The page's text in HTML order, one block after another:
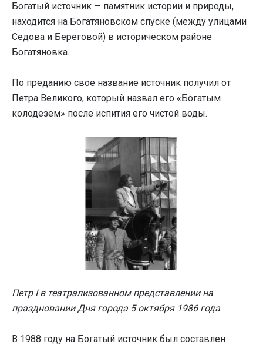
Богатый источник — памятник истории и природы,
находится на Богатяновском спуске (между улицами
Седова и Береговой) в историческом районе
Богатяновка.
По преданию свое название источник получил от
Петра Великого, который назвал его «Богатым
колодезем» после испития его чистой воды.
Петр I в театрализованном представлении на
праздновании Дня города 5 октября 1986 года
В 1988 году на Богатый источник был составлен